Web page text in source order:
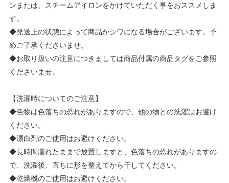
ンまたは、スチームアイロンをかけていただく事をおススメしま
す。
◆発送上の状態によって商品がシワになる場合がございます。予
めご了承くださいませ。
◆お取り扱いの注意につきましては商品付属の商品タグをご参照
くださいませ。
【洗濯時についてのご注意】
◆色物は色落ちの恐れがありますので、他の物との洗濯はお避け
ください。
◆漂白剤のご使用はお避けください。
◆長時間濡れたままで放置しますと、色落ちの恐れがありますの
で、洗濯後、直ちに形を整えてから干してください。
◆乾燥機のご使用はお避けください。